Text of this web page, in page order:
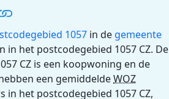
1057 in de gemeente
in het postcodegebied 1057 CZ. De
CZ is een koopwoning en de
een gemiddeldeWOZ
in het postcodegebied 1057 CZ,